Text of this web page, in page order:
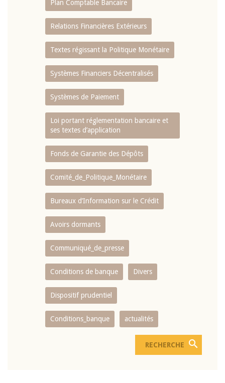
Plan Comptable Bancaire
Relations Financières Extérieurs
Textes régissant la Politique Monétaire
Systèmes Financiers Décentralisés
Systèmes de Paiement
Loi portant réglementation bancaire et
ses textes d’application
Fonds de Garantie des Dépôts
Comité_de_Politique_Monétaire
Bureaux d’Information sur le Crédit
Avoirs dormants
Communiqué_de_presse
Conditions de banque Divers
Dispositif prudentiel
Conditions_banque actualités